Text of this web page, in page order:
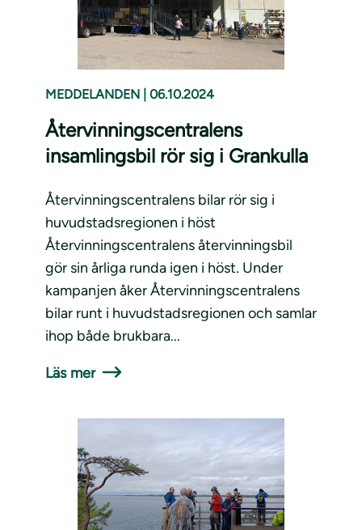
MEDDELANDEN 06.10.2024
Återvinningscentralens
insamlingsbil rör sig i Grankulla
Återvinningscentralens bilar rör sig i
huvudstadsregionen i höst
Återvinningscentralens återvinningsbil
gör sin årliga runda igen i höst. Under
kampanjen åker Återvinningscentralens
bilar runt i huvudstadsregionen och samlar
ihop både brukbara...
Läs mer